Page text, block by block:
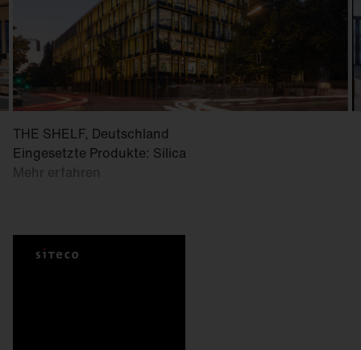
THE SHELF, Deutschland
Eingesetzte Produkte: Silica
Mehr erfahren